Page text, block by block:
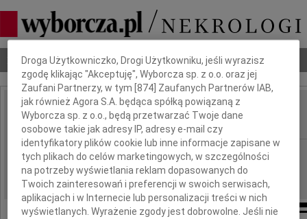
Nekrologi Odeszli Poradnik pogrzebowy
IMIĘ I NAZWISKO: Stanisław Telesza
REGION: Rzeszów
DATA EMISJI: 29.06.2015
Dbamy o Twoją prywatność
Droga Użytkowniczko, Drogi Użytkowniku, jeśli wyrazisz
zgodę klikając "Akceptuję", Wyborcza sp. z o.o. oraz jej
Zaufani Partnerzy, w tym [874 ] Zaufanych Partnerów IAB,
jak również Agora S.A. będąca spółką powiązaną z
Wyborcza sp. z o.o., będą przetwarzać Twoje dane
osobowe takie jak adresy IP, adresy e-mail czy
identyfikatory plików cookie lub inne informacje zapisane w
tych plikach do celów marketingowych, w szczególności
na potrzeby wyświetlania reklam dopasowanych do
Twoich zainteresowań i preferencji w swoich serwisach,
aplikacjach i w Internecie lub personalizacji treści w nich
wyświetlanych. Wyrażenie zgody jest dobrowolne. Jeśli nie